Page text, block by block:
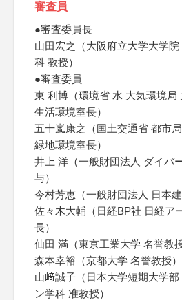
審査員
●審査委員長
山田宏之（大阪府立大学大学
科 教授）
●審査委員
東 利博（環境省 水 大気環境局
生活環境室長）
五十嵐康之（国土交通省 都市
緑地環境室長）
井上 洋（一般財団法人 ダイバ
与）
今村芳恵（一般財団法人 日本建
佐々木大輔（日経BP社 日経ア
長）
仙田 満（東京工業大学 名誉教授
森本幸裕（京都大学 名誉教授）
山﨑誠子（日本大学短期大学
ン学科 准教授）